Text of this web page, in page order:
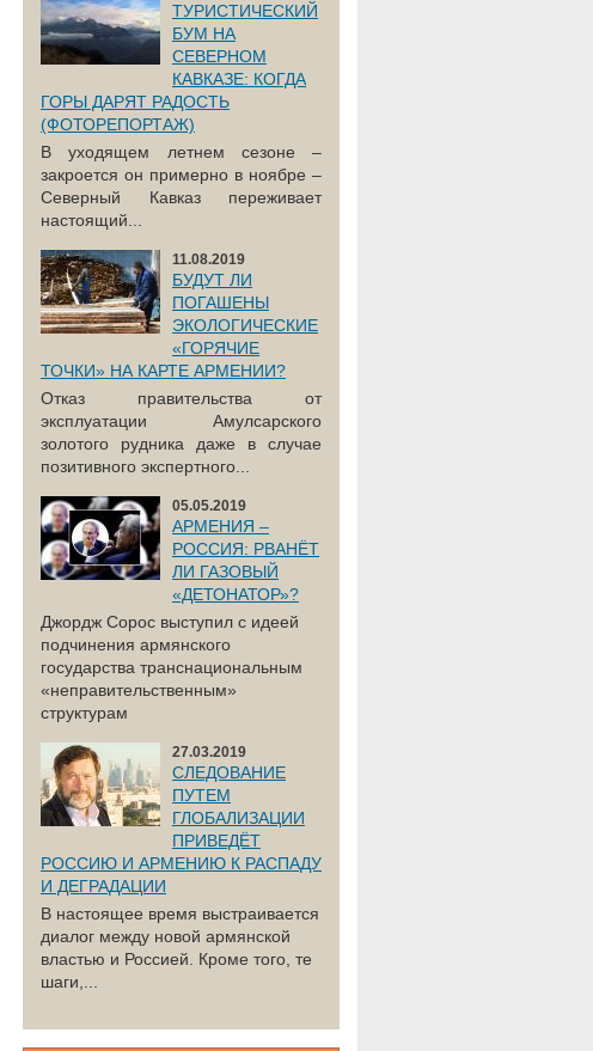
ТУРИСТИЧЕСКИЙ
БУМ НА
СЕВЕРНОМ
КАВКАЗЕ: КОГДА
ГОРЫ ДАРЯТ РАДОСТЬ
(ФОТОРЕПОРТАЖ)
В уходящем летнем сезоне –
закроется он примерно в ноябре –
Северный Кавказ переживает
настоящий...
11.08.2019
БУДУТ ЛИ
ПОГАШЕНЫ
ЭКОЛОГИЧЕСКИЕ
«ГОРЯЧИЕ
ТОЧКИ» НА КАРТЕ АРМЕНИИ?
Отказ правительства от
эксплуатации Амулсарского
золотого рудника даже в случае
позитивного экспертного...
05.05.2019
АРМЕНИЯ –
РОССИЯ: РВАНЁТ
ЛИ ГАЗОВЫЙ
«ДЕТОНАТОР»?
Джордж Сорос выступил с идеей
подчинения армянского
государства транснациональным
«неправительственным»
структурам
27.03.2019
СЛЕДОВАНИЕ
ПУТЕМ
ГЛОБАЛИЗАЦИИ
ПРИВЕДЁТ
РОССИЮ И АРМЕНИЮ К РАСПАДУ
И ДЕГРАДАЦИИ
В настоящее время выстраивается
диалог между новой армянской
властью и Россией. Кроме того, те
шаги,...